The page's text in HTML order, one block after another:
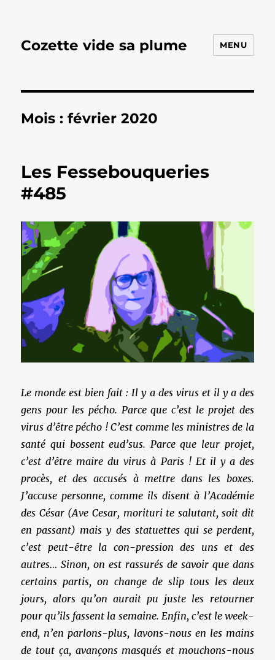
Cozette vide sa plume MENU
Mois :février 2020
Les Fessebouqueries
#485
Le monde est bien fait : Il y a des virus et il y a des
gens pour les pécho. Parce que c’est le projet des
virus d’être pécho ! C’est comme les ministres de la
santé qui bossent eud’sus. Parce que leur projet,
c’est d’être maire du virus à Paris ! Et il y a des
procès, et des accusés à mettre dans les boxes.
J’accuse personne, comme ils disent à l’Académie
des César (Ave Cesar, morituri te salutant, soit dit
en passant) mais y des statuettes qui se perdent,
c’est peut-être la con-pression des uns et des
autres… Sinon, on est rassurés de savoir que dans
certains partis, on change de slip tous les deux
jours, alors qu’on aurait pu juste les retourner
pour qu’ils fassent la semaine. Enfin, c’est le week-
end, n’en parlons-plus, lavons-nous en les mains
de tout ça, avançons masqués et mouchons-nous